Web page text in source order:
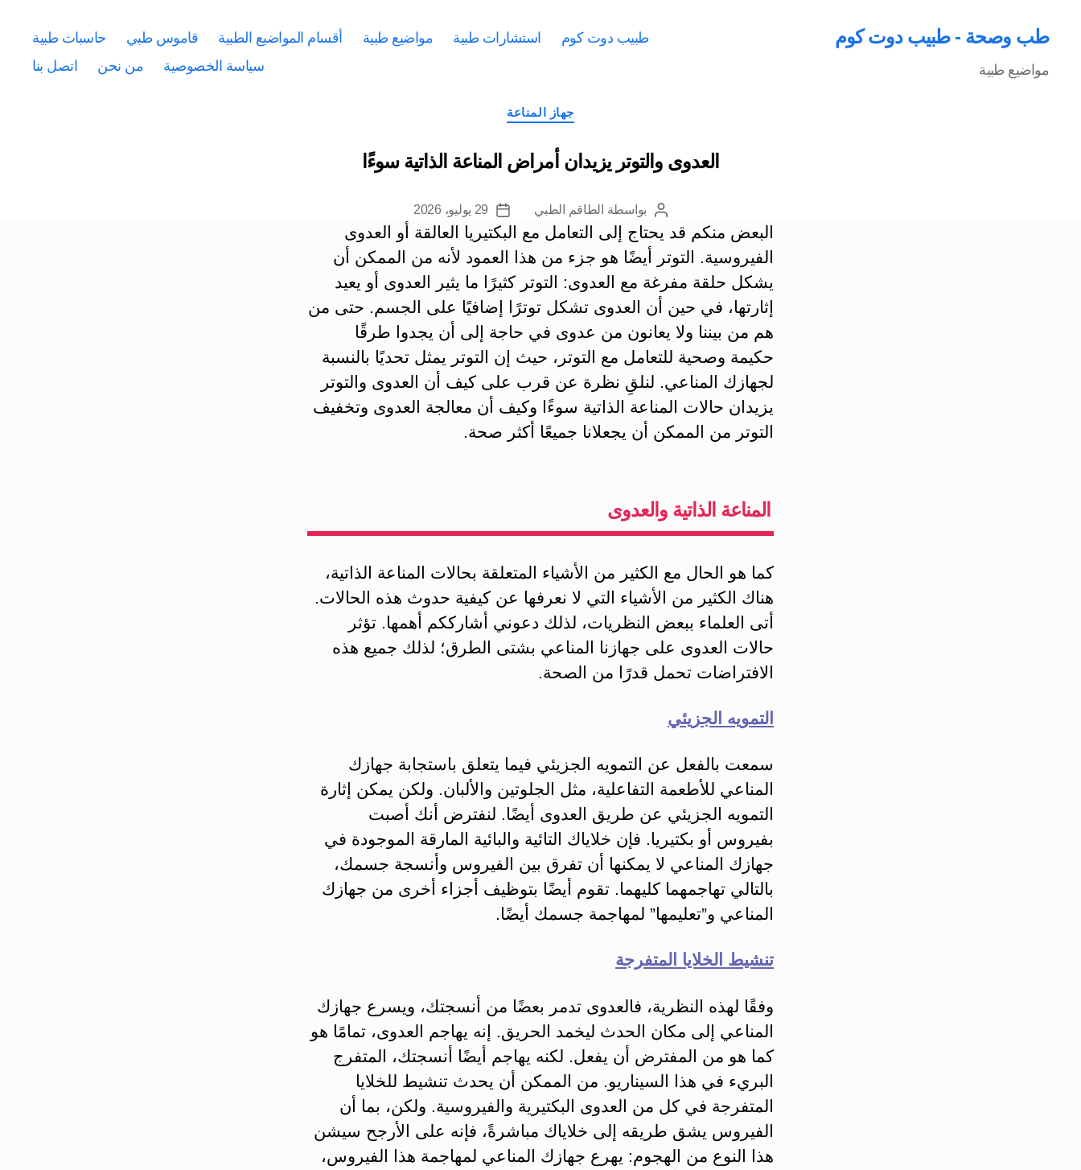
طب وصحة - طبيب دوت كوم
مواضيع طبية
طبيب دوت كوم استشارات طبية مواضيع طبية أقسام المواضيع الطبية قاموس طبي
حاسبات طبية
سياسة الخصوصية
من نحن اتصل بنا
التصنيفات
جهاز المناعة
العدوى والتوتر يزيدان أمراض المناعة الذاتية سوءًا
كاتب
المقالة
بواسطة الطاقم الطبي
تاريخ
المقالة
29 يوليو، 2026
البعض منكم قد يحتاج إلى التعامل مع البكتيريا العالقة أو العدوى
الفيروسية. التوتر أيضًا هو جزء من هذا العمود لأنه من الممكن أن
يشكل حلقة مفرغة مع العدوى: التوتر كثيرًا ما يثير العدوى أو يعيد
إثارتها، في حين أن العدوى تشكل توترًا إضافيًا على الجسم. حتى من
هم من بيننا ولا يعانون من عدوى في حاجة إلى أن يجدوا طرقًا
حكيمة وصحية للتعامل مع التوتر، حيث إن التوتر يمثل تحديًا بالنسبة
لجهازك المناعي.
لنلقِ نظرة عن قرب على كيف أن العدوى والتوتر
يزيدان حالات المناعة الذاتية سوءًا وكيف أن معالجة العدوى وتخفيف
التوتر من الممكن أن يجعلانا جميعًا أكثر صحة.
المناعة الذاتية والعدوى
كما هو الحال مع الكثير من الأشياء المتعلقة بحالات المناعة الذاتية،
هناك الكثير من الأشياء التي لا نعرفها عن كيفية حدوث هذه الحالات.
أتى العلماء ببعض النظريات، لذلك دعوني أشارككم أهمها. تؤثر
حالات العدوى على جهازنا المناعي بشتى الطرق؛ لذلك جميع هذه
الافتراضات تحمل قدرًا من الصحة.
التمويه الجزيئي
سمعت بالفعل عن التمويه الجزيئي فيما يتعلق باستجابة جهازك
المناعي للأطعمة التفاعلية، مثل الجلوتين والألبان. ولكن يمكن إثارة
التمويه الجزيئي عن طريق العدوى أيضًا. لنفترض أنك أصبت
بفيروس أو بكتيريا. فإن خلاياك التائية والبائية المارقة الموجودة في
جهازك المناعي لا يمكنها أن تفرق بين الفيروس وأنسجة جسمك،
بالتالي تهاجمهما كليهما. تقوم أيضًا بتوظيف أجزاء أخرى من جهازك
المناعي و”تعليمها” لمهاجمة جسمك أيضًا.
تنشيط الخلايا المتفرجة
وفقًا لهذه النظرية، فالعدوى تدمر بعضًا من أنسجتك، ويسرع جهازك
المناعي إلى مكان الحدث ليخمد الحريق. إنه يهاجم العدوى، تمامًا هو
كما هو من المفترض أن يفعل. لكنه يهاجم أيضًا أنسجتك، المتفرج
البريء في هذا السيناريو. من الممكن أن يحدث تنشيط للخلايا
المتفرجة في كل من العدوى البكتيرية والفيروسية. ولكن، بما أن
الفيروس يشق طريقه إلى خلاياك مباشرةً، فإنه على الأرجح سيشن
هذا النوع من الهجوم: يهرع جهازك المناعي لمهاجمة هذا الفيروس،